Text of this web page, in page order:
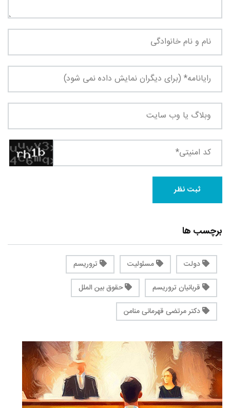
برچسب ها
دولت مسئولیت
تروریسم
قربانیان تروریسم
حقوق بین الملل
دکتر مرتضی قهرمانی منامن